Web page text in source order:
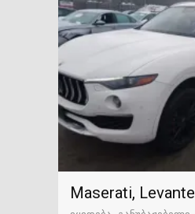
Maserati, Levante